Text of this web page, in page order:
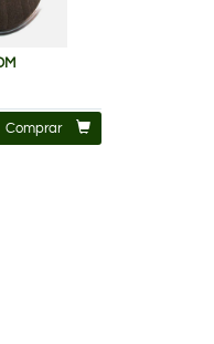
Comprar